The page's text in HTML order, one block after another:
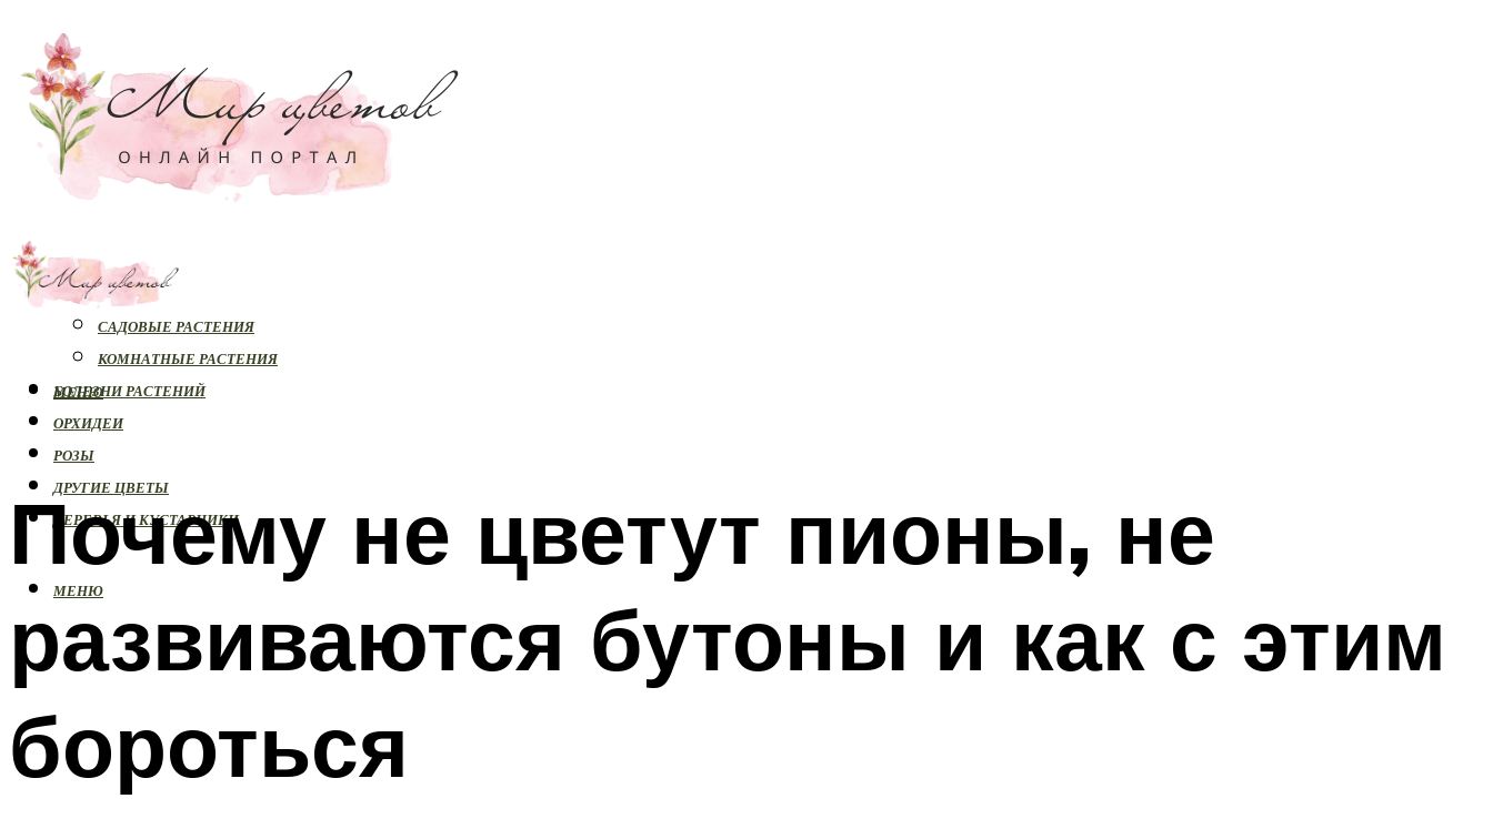
РАСТЕНИЯ
САДОВЫЕ РАСТЕНИЯ
КОМНАТНЫЕ РАСТЕНИЯ
БОЛЕЗНИ РАСТЕНИЙ
ОРХИДЕИ
РОЗЫ
ДРУГИЕ ЦВЕТЫ
ДЕРЕВЬЯ И КУСТАРНИКИ
МЕНЮ
МЕНЮ
Почему не цветут пионы, не
развиваются бутоны и как с этим
бороться